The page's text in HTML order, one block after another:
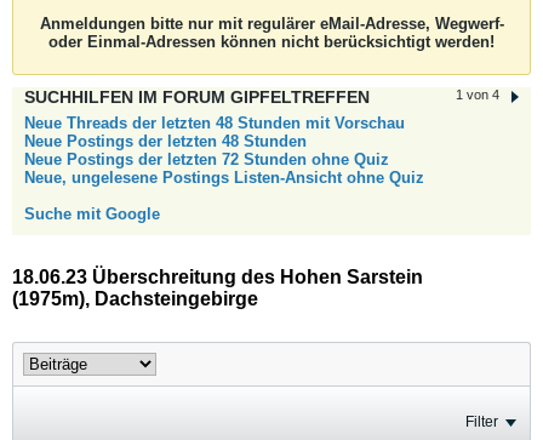
Anmeldungen bitte nur mit regulärer eMail-Adresse, Wegwerf-
oder Einmal-Adressen können nicht berücksichtigt werden!
1 von 4
SUCHHILFEN IM FORUM GIPFELTREFFEN
Neue Threads der letzten 48 Stunden mit Vorschau
Neue Postings der letzten 48 Stunden
Neue Postings der letzten 72 Stunden ohne Quiz
Neue, ungelesene Postings Listen-Ansicht ohne Quiz
Suche mit Google
18.06.23 Überschreitung des Hohen Sarstein
(1975m), Dachsteingebirge
Filter